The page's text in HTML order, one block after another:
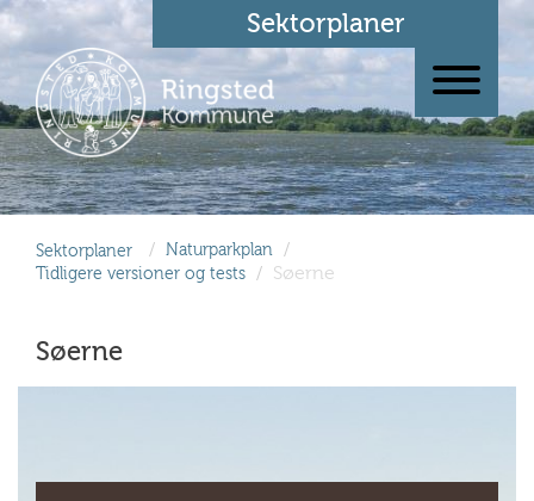
Sektorplaner
Sektorplaner / Naturparkplan /
Tidligere versioner og tests / Søerne
Søerne